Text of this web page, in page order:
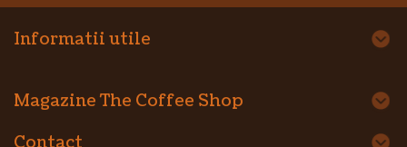
Informatii utile
Magazine The Coffee Shop